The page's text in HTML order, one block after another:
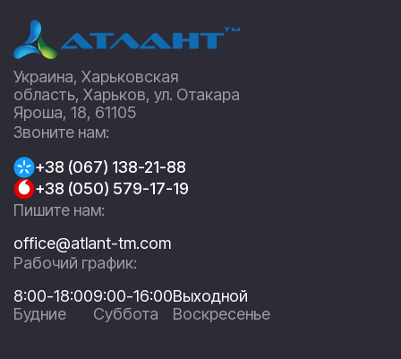
Украина, Харьковская
область, Харьков, ул. Отакара
Яроша, 18, 61105
Звоните нам:
+38 (067) 138-21-88
+38 (050) 579-17-19
Пишите нам:
office@atlant-tm.com
Рабочий график:
8:00-18:00
Будние
9:00-16:00
Суббота
Выходной
Воскресенье